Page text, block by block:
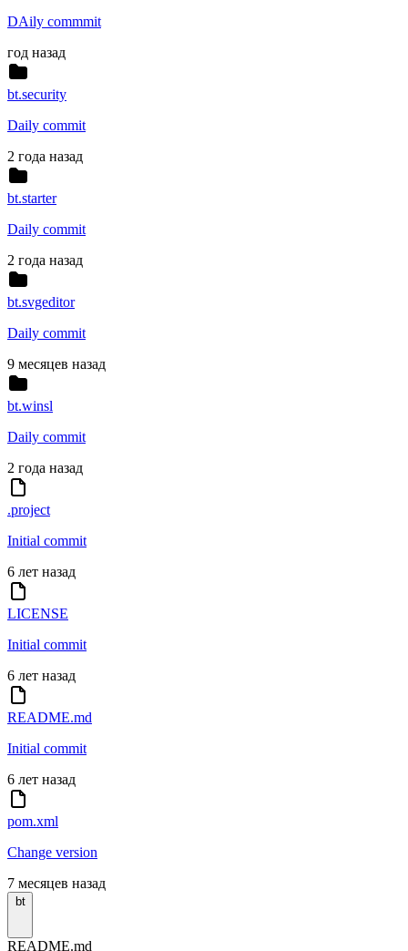
DAily commmit
год назад
bt.security
Daily commit
2 года назад
bt.starter
Daily commit
2 года назад
bt.svgeditor
Daily commit
9 месяцев назад
bt.winsl
Daily commit
2 года назад
.project
Initial commit
6 лет назад
LICENSE
Initial commit
6 лет назад
README.md
Initial commit
6 лет назад
pom.xml
Change version
7 месяцев назад
bt
README.md